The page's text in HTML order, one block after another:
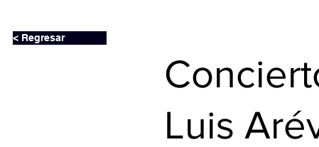
< Regresar
Luis